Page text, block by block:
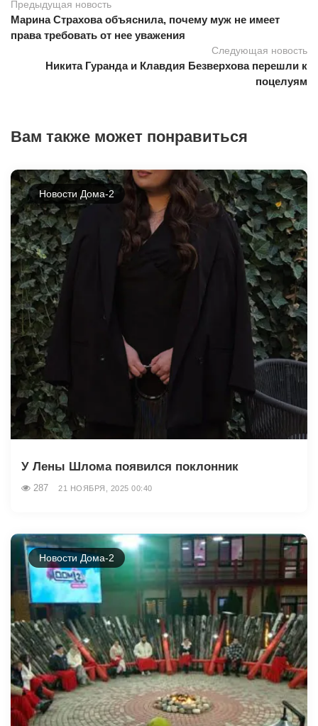
Предыдущая новость
Марина Страхова объяснила, почему муж не имеет
права требовать от нее уважения
Следующая новость
Никита Гуранда и Клавдия Безверхова перешли к
поцелуям
Вам также может понравиться
Новости Дома-2
У Лены Шлома появился поклонник
287 21 НОЯБРЯ, 2025 00:40
Новости Дома-2